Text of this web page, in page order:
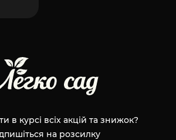
в курсі всіх акцій та знижок?
на розсилку